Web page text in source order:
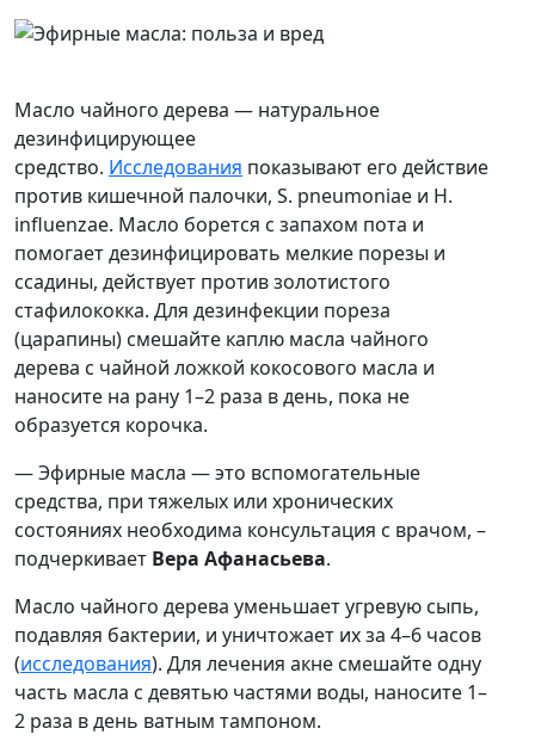
Масло чайного дерева — натуральное
дезинфицирующее
средство. Исследования показывают его действие
против кишечной палочки, S. pneumoniae и H.
influenzae. Масло борется с запахом пота и
помогает дезинфицировать мелкие порезы и
ссадины, действует против золотистого
стафилококка. Для дезинфекции пореза
(царапины) смешайте каплю масла чайного
дерева с чайной ложкой кокосового масла и
наносите на рану 1–2 раза в день, пока не
образуется корочка.
— Эфирные масла — это вспомогательные
средства, при тяжелых или хронических
состояниях необходима консультация с врачом, –
подчеркивает Вера Афанасьева.
Масло чайного дерева уменьшает угревую сыпь,
подавляя бактерии, и уничтожает их за 4–6 часов
(исследования). Для лечения акне смешайте одну
часть масла с девятью частями воды, наносите 1–
2 раза в день ватным тампоном.